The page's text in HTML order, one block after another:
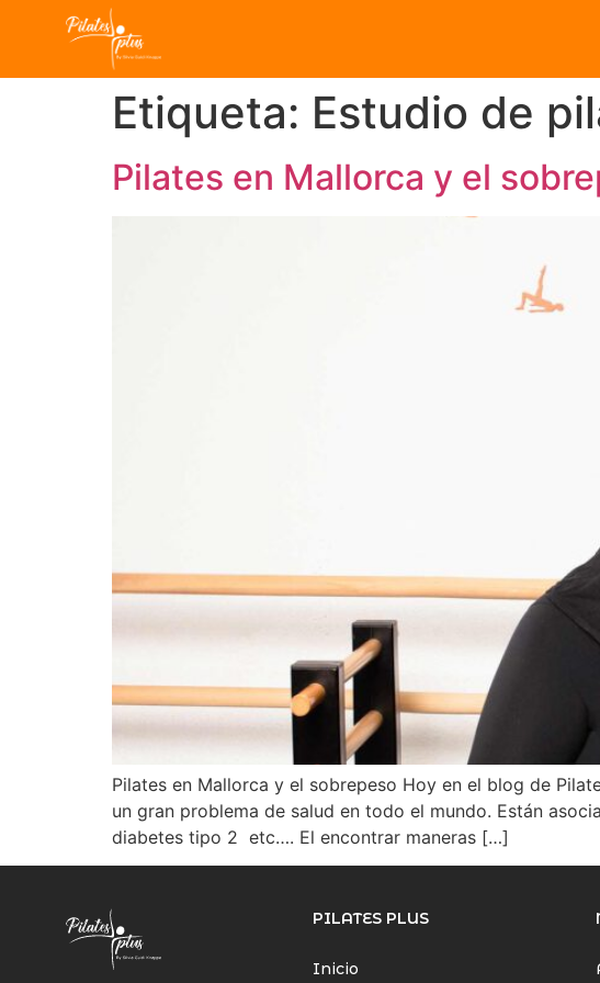
Etiqueta: Estudio de
Pilates en Mallorca y el
Pilates en Mallorca y el sobrepeso Hoy en el blog de
un gran problema de salud en todo el mundo. Están
diabetes tipo 2 etc…. El encontrar maneras […]
PILATES PLUS
Inicio